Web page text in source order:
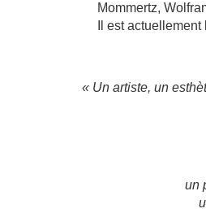
Mommertz,
Il est
« Un artiste, un
un